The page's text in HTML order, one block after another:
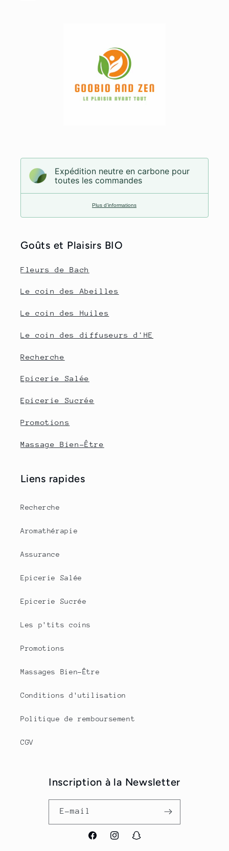
Expédition neutre en carbone pour
toutes les commandes
Plus d’informations
Goûts et Plaisirs BIO
Fleurs de Bach
Le coin des Abeilles
Le coin des Huiles
Le coin des diffuseurs d'HE
Recherche
Epicerie Salée
Epicerie Sucrée
Promotions
Massage Bien-Être
Liens rapides
Recherche
Aromathérapie
Assurance
Epicerie Salée
Epicerie Sucrée
Les p'tits coins
Promotions
Massages Bien-Être
Conditions d'utilisation
Politique de remboursement
CGV
Inscription à la Newsletter
E-mail
FacebookInstagramSnapchat